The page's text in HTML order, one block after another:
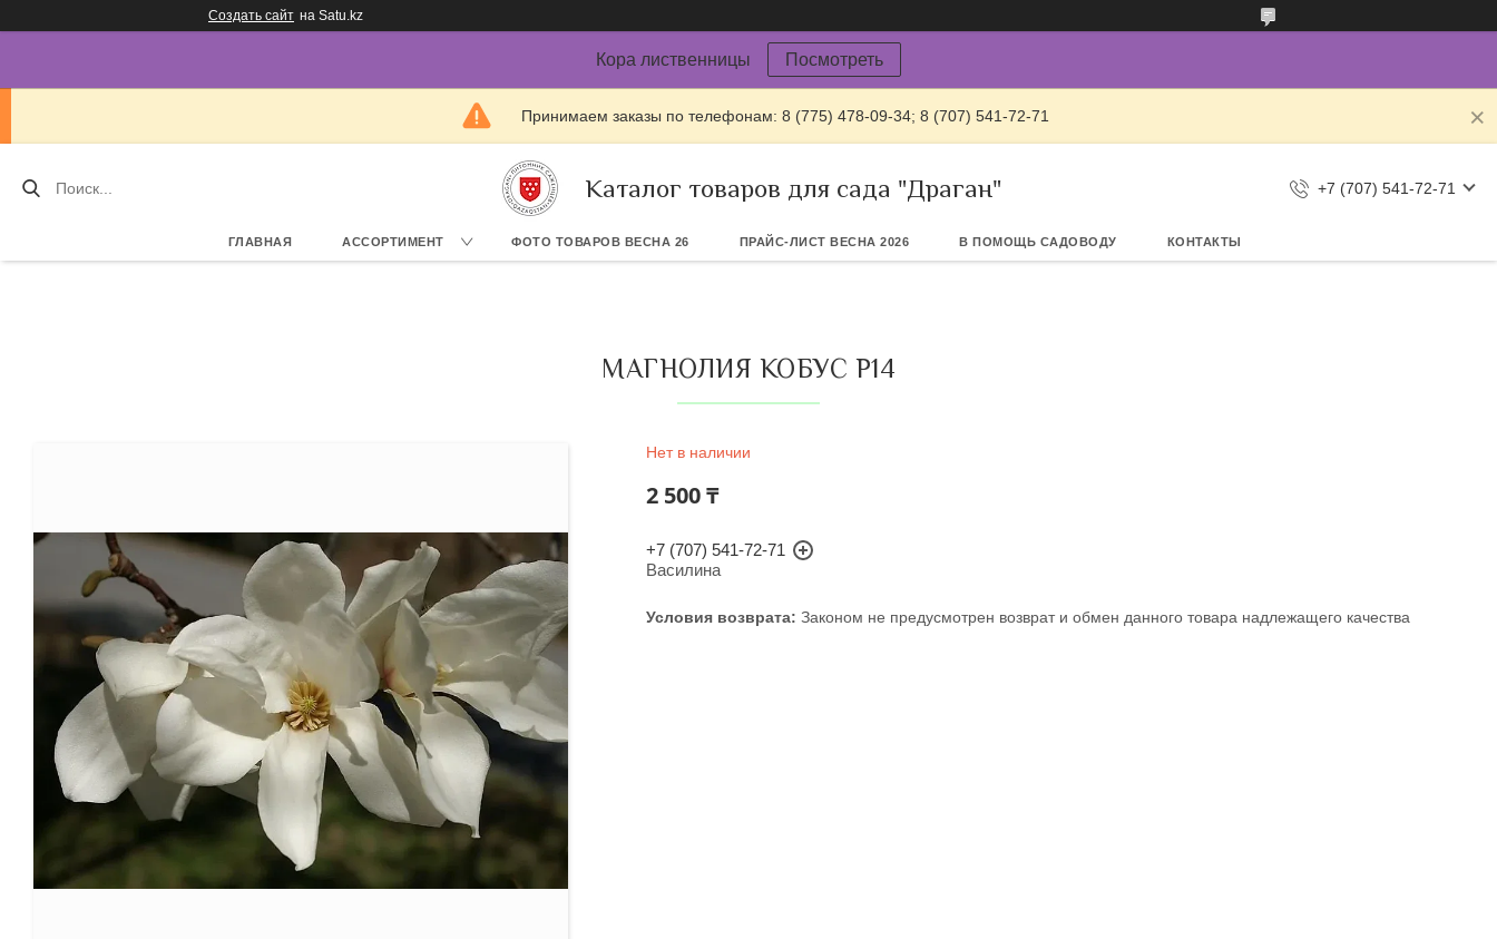
Создать сайт на Satu.kz
Кора лиственницы Посмотреть
Принимаем заказы по телефонам: 8 (775) 478-09-34; 8 (707) 541-72-71
Каталог товаров для сада "Драган" +7 (707) 541-72-71
ГЛАВНАЯ АССОРТИМЕНТ ФОТО ТОВАРОВ ВЕСНА 26 ПРАЙС-ЛИСТ ВЕСНА 2026 В ПОМОЩЬ САДОВОДУ КОНТАКТЫ
МАГНОЛИЯ КОБУС Р14
Нет в наличии
2 500 ₸
+7 (707) 541-72-71
Василина
Законом не предусмотрен возврат и обмен данного товара надлежащего качества